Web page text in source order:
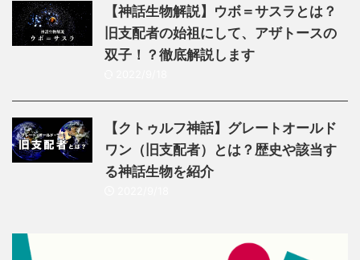
【神話生物解説】ウボ＝サスラとは？
旧支配者の始祖にして、アザトースの
双子！？徹底解説します
【クトゥルフ神話】グレートオールド
ワン（旧支配者）とは？歴史や該当す
る神話生物を紹介